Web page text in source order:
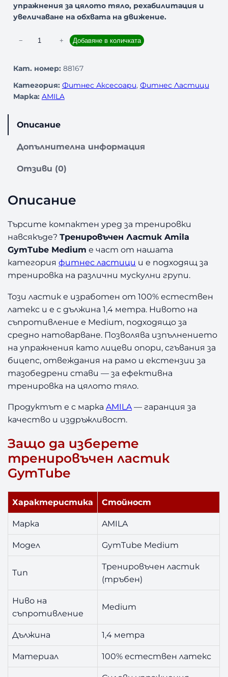
упражнения за цялото тяло, рехабилитация и
увеличаване на обхвата на движение.
л
ч
е
т
е
и
в
ъ
ч
н
Л
а
с
т
и
A
m
l
a
y
m
T
u
b
e
M
e
d
i
u
m
− + Добавяне в количката
Кат. номер: 88167
Категория: Фитнес Аксесоари, Фитнес Ластици
Марка: AMILA
Описание
Допълнителна информация
Отзиви (0)
Описание
Търсите компактен уред за тренировки
навсякъде?Тренировъчен Ластик Amila
GymTube Medium е част от нашата
категорияфитнес ластици и е подходящ за
тренировка на различни мускулни групи.
Този ластик е изработен от 100% естествен
латекс и е с дължина 1,4 метра. Нивото на
съпротивление е Medium, подходящо за
средно натоварване. Позволява изпълнението
на упражнения като лицеви опори, сгъвания за
бицепс, отвеждания на рамо и екстензии за
тазобедрени стави — за ефективна
тренировка на цялото тяло.
Продуктът е с маркаAMILA — гаранция за
качество и издръжливост.
Защо да изберете
тренировъчен ластик
GymTube
Характеристика Стойност
Марка AMILA
Модел GymTube Medium
Тип
Тренировъчен ластик
(тръбен)
Ниво на
съпротивление
Medium
Дължина 1,4 метра
Материал 100% естествен латекс